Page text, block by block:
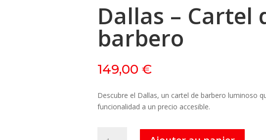
Dallas – Cartel
barbero
149,00 €
Descubre el Dallas, un cartel de barbero luminoso
funcionalidad a un precio accesible.